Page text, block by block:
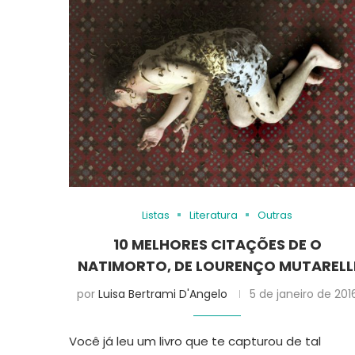
Listas Literatura Outras
10 MELHORES CITAÇÕES DE O
NATIMORTO, DE LOURENÇO
por Luisa Bertrami D'Angelo 5 de janeiro de
Você já leu um livro que te capturou de tal